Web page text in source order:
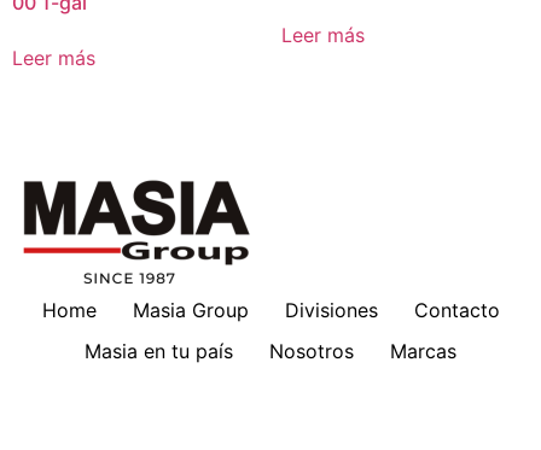
Leer más
Leer más
Home Masia Group Divisiones
Contacto
Masia en tu país
Nosotros
Marcas